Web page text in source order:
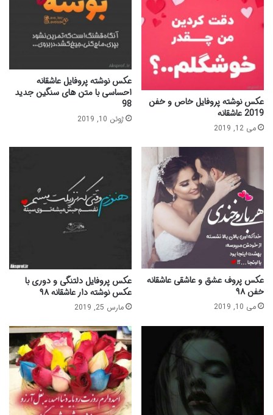
عکس نوشته پروفایل خاص و خفن
2019 عاشقانه
می 12, 2019
عکس نوشته پروفایل عاشقانه
احساسی با متن های سنگین جدید
98
ژوئن 10, 2019
عکس پروف عشق و عاشقی عاشقانه
خفن ۹۸
می 10, 2019
عکس پروفایل دلتنگی و دوری با
عکس نوشته دار عاشقانه ۹۸
مارس 25, 2019